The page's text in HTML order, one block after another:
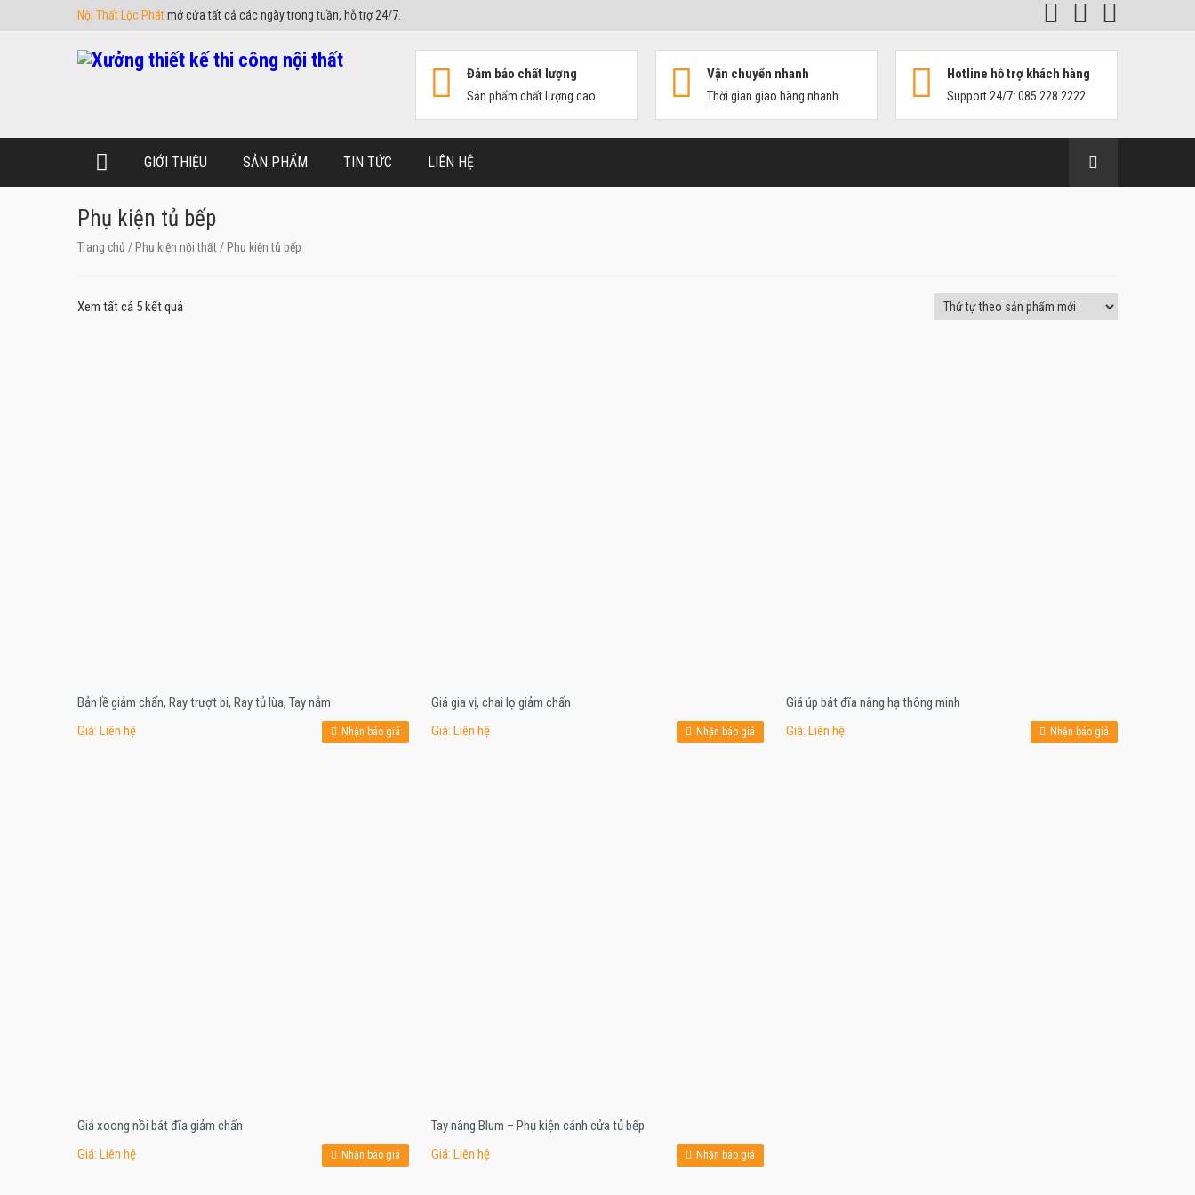
Nội Thất Lộc Phátmở cửa tất cả các ngày trong tuần, hỗ trợ 24/7.
Đảm bảo chất lượng
Sản phẩm chất lượng cao
Vận chuyển nhanh
Thời gian giao hàng nhanh.
Hotline hỗ trợ khách hàng
Support 24/7: 085.228.2222
GIỚI THIỆU SẢN PHẨM TIN TỨC LIÊN HỆ
Phụ kiện tủ bếp
Trang chủ / Phụ kiện nội thất/ Phụ kiện tủ bếp
Xem tất cả 5 kết quả
Bản lề giảm chấn, Ray trượt bi, Ray tủ lùa, Tay nắm
Giá: Liên hệ
Nhận báo giá
Giá gia vị, chai lọ giảm chấn
Giá: Liên hệ
Nhận báo giá
Giá úp bát đĩa nâng hạ thông minh
Giá: Liên hệ
Nhận báo giá
Giá xoong nồi bát đĩa giảm chấn
Giá: Liên hệ
Nhận báo giá
Tay nâng Blum – Phụ kiện cánh cửa tủ bếp
Giá: Liên hệ
Nhận báo giá